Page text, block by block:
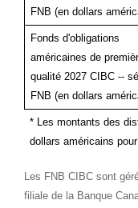
FNB (en dollars
Fonds d'obligations
américaines de
qualité 2027 CIBC --
FNB (en dollars
* Les montants des
dollars américains
Les FNB CIBC sont
filiale de la Banque